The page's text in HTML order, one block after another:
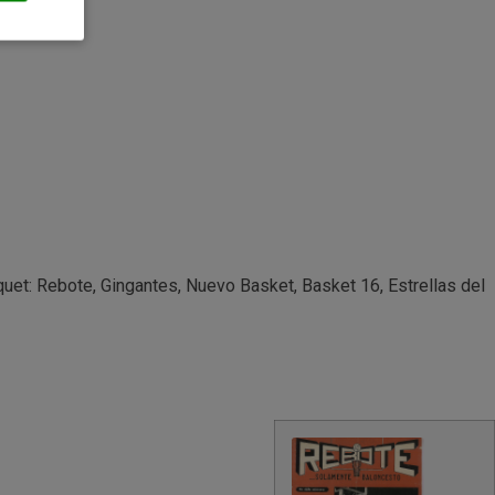
Rebote, Gingantes, Nuevo Basket, Basket 16, Estrellas del